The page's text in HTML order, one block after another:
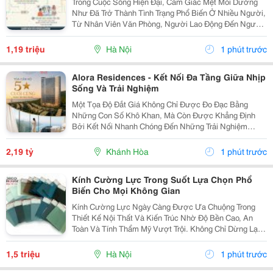
Như Đã Trở Thành Tình Trạng Phổ Biến Ở Nhiều Người,
Từ Nhân Viên Văn Phòng, Người Lao Động Đến Người
Cao Tuổi. Không Ít Người Thức Dậy Sau Một Giấc Ngủ
Dài Nhưng Vẫn Cảm Thấy Uể Oải, Thiếu Năng Lượng...
1,19 triệu Hà Nội 1 phút trước
Alora Residences - Kết Nối Đa Tầng Giữa Nhịp
Sống Và Trải Nghiệm
Một Tọa Độ Đắt Giá Không Chỉ Được Đo Đạc Bằng
Những Con Số Khô Khan, Mà Còn Được Khẳng Định
Bởi Kết Nối Nhanh Chóng Đến Những Trải Nghiệm
Khác Biệt. Tọa Lạc Tại Vị Trí Độc Tôn Ngay Mũi Vịnh
Nha Trang, Alora Residences Sở Hữu Lợi Thế Kết Nối
2,19 tỷ Khánh Hòa 1 phút trước
Kính Cường Lực Trong Suốt Lựa Chọn Phổ
Biến Cho Mọi Không Gian
Kính Cường Lực Ngày Càng Được Ưa Chuộng Trong
Thiết Kế Nội Thất Và Kiến Trúc Nhờ Độ Bền Cao, An
Toàn Và Tính Thẩm Mỹ Vượt Trội. Không Chỉ Dừng Lại
Ở Tính Năng Cơ Bản, Sự Đa Dạng Về Màu Sắc Của
Kính Cường Lực Còn Giúp Tạo Nên Dấu Ấn Riêng Cho
Không...
1,5 triệu Hà Nội 1 phút trước